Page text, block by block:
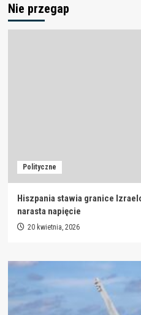
Nie przegap
Polityczne
Hiszpania stawia granice
narasta napięcie
20 kwietnia, 2026